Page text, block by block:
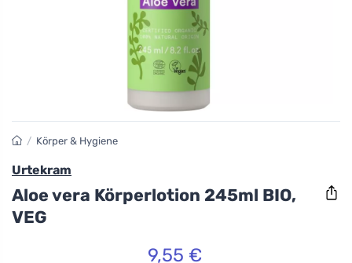
/ Körper & Hygiene
Urtekram
Aloe vera Körperlotion 245ml BIO,
VEG
9,55 €